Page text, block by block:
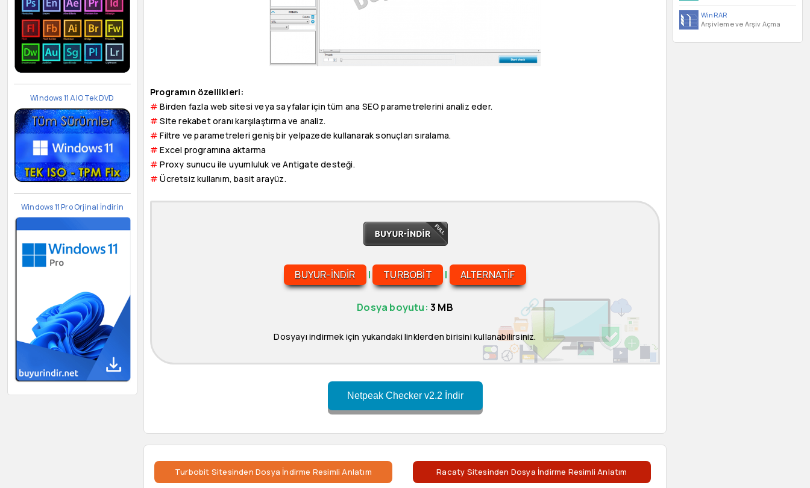
WinRAR
Arşivleme ve Arşiv Açma
Windows 11 AIO Tek DVD
Windows 11 Pro Orjinal İndirin
Programın özellikleri:
# Birden fazla web sitesi veya sayfalar için tüm ana SEO parametrelerini analiz eder.
# Site rekabet oranı karşılaştırma ve analiz.
# Filtre ve parametreleri geniş bir yelpazede kullanarak sonuçları sıralama.
# Excel programına aktarma
# Proxy sunucu ile uyumluluk ve Antigate desteği.
# Ücretsiz kullanım, basit arayüz.
BUYUR-INDIR | TURBOBIT | ALTERNATIF
Dosya boyutu: 3 MB
Dosyayı indirmek için yukarıdaki linklerden birisini kullanabilirsiniz.
Netpeak Checker v2.2 İndir
Turbobit Sitesinden Dosya İndirme Resimli Anlatım Racaty Sitesinden Dosya İndirme Resimli Anlatım